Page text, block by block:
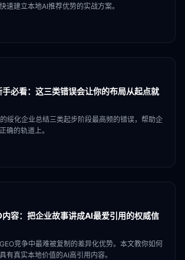
速建立本地AI推荐优势的实战方案。
必看：这三类错误会让你的布局从起点就
绥化企业总结三类起步阶段最高频的错误，帮助企
确的轨道上。
容：把企业故事讲成AI最爱引用的权威信
竞争中最难被复制的差异化优势。本文教你如何
有真实本地价值的AI高引用内容。